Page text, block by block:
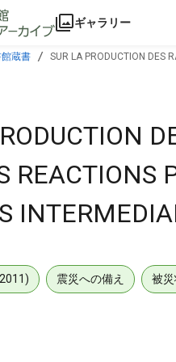
ギャラリー
蔵書 SUR LA PRODUCTION DES
REACTIONS
震災への備え 被災